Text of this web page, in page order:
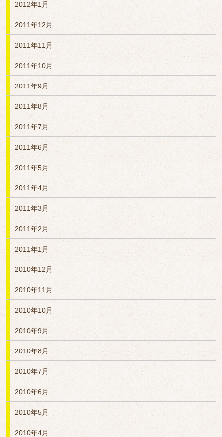
2012年1月
2011年12月
2011年11月
2011年10月
2011年9月
2011年8月
2011年7月
2011年6月
2011年5月
2011年4月
2011年3月
2011年2月
2011年1月
2010年12月
2010年11月
2010年10月
2010年9月
2010年8月
2010年7月
2010年6月
2010年5月
2010年4月